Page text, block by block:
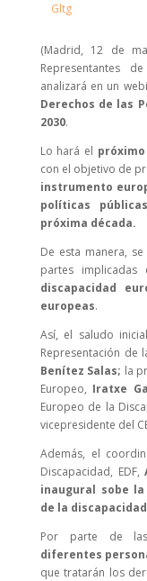
Gltg
(Madrid, 12 de
Representantes
analizará en un
Derechos de las
2030.
Lo hará el
con el objetivo de
instrumento
políticas
próxima década.
De esta manera,
partes
discapacidad
europeas.
Así, el saludo
Representación de
Benítez Salas; la
Europeo, Iratxe
Europeo de la
vicepresidente del
Además, el
Discapacidad, EDF,
inaugural sobe
de la
Por parte de las
diferentes
que tratarán los